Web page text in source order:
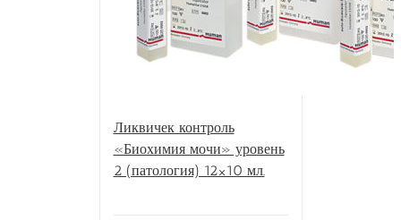
Ликвичек контроль
«Биохимия мочи» уровень
2 (патология) 12×10 мл.